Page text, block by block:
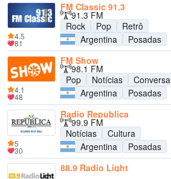
FM Classic 91.3
91.3 FM
Rock
Pop
Retrô
Argentina
Posadas
4.5
81
FM Show
98.1 FM
Pop
Notícias
Conversa
Argentina
Posadas
4.1
48
Radio Republica
99.9 FM
Notícias
Cultura
Argentina
Posadas
5
30
88.9 Radio Light